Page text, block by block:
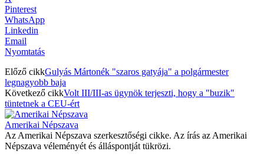
Pinterest
WhatsApp
Linkedin
Email
Nyomtatás
Előző cikkGulyás Mártonék "szaros gatyája" a polgármester
legnagyobb baja
Következő cikkVolt III/III-as ügynök terjeszti, hogy a "buzik"
tüntetnek a CEU-ért
Amerikai Népszava
Az Amerikai Népszava szerkesztőségi cikke. Az írás az Amerikai
Népszava véleményét és álláspontját tükrözi.